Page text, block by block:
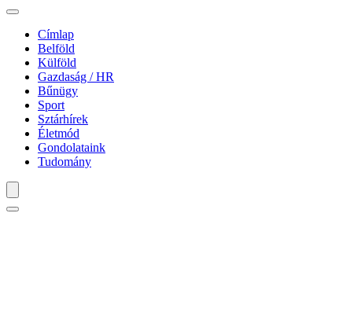
Címlap
Belföld
Külföld
Gazdaság / HR
Bűnügy
Sport
Sztárhírek
Életmód
Gondolataink
Tudomány